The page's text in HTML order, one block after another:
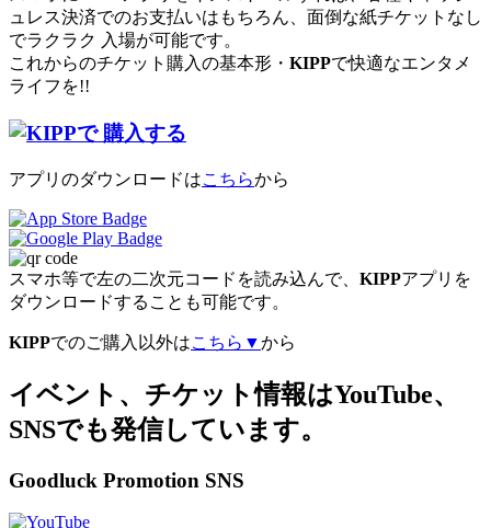
ュレス決済でのお支払いはもちろん、面倒な紙チケットなし
でラクラク 入場が可能です。
これからのチケット購入の基本形・ KIPPで快適なエンタメ
ライフを!!
アプリのダウンロードはこちらから
スマホ等で左の二次元コードを読み込んで、 KIPPアプリを
ダウンロードすることも可能です。
KIPPでのご購入以外はこちら▼から
イベント、チケット情報はYouTube、
SNSでも発信しています。
Goodluck Promotion SNS